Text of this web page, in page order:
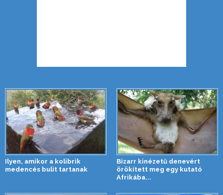
Ilyen, amikor a kolibrik
medencés bulit tartanak
Bizarr kinézetű denevért
örökített meg egy kutató
Afrikába...